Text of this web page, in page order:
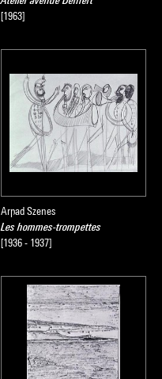
[1963]
Arpad Szenes
Les hommes-trompettes
[1936 - 1937]